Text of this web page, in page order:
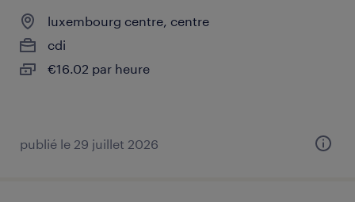
luxembourg centre, centre
cdi
€16.02 par heure
publié le 29 juillet 2026